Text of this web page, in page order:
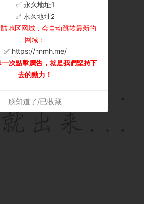
✅ 永久地址1
✅ 永久地址2
地区网域，会自动跳转最新的
网域：
✅ https://nnmh.me/
一次點擊廣告，就是我們堅持下
去的動力！
朕知道了/已收藏